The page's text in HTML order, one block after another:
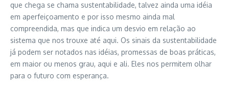
que chega se chama sustentabilidade, talvez ainda uma idéia
em aperfeiçoamento e por isso mesmo ainda mal
compreendida, mas que indica um desvio em relação ao
sistema que nos trouxe até aqui. Os sinais da sustentabilidade
já podem ser notados nas idéias, promessas de boas práticas,
em maior ou menos grau, aqui e ali. Eles nos permitem olhar
para o futuro com esperança.